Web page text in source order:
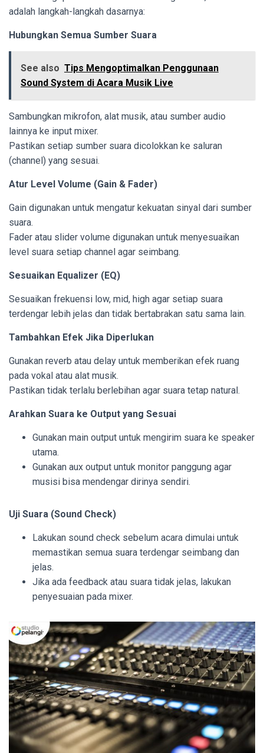
adalah langkah-langkah dasarnya:
Hubungkan Semua Sumber Suara
See also Tips Mengoptimalkan Penggunaan
Sound System di Acara Musik Live
Sambungkan mikrofon, alat musik, atau sumber audio
lainnya ke input mixer.
Pastikan setiap sumber suara dicolokkan ke saluran
(channel) yang sesuai.
Atur Level Volume (Gain & Fader)
Gain digunakan untuk mengatur kekuatan sinyal dari sumber
suara.
Fader atau slider volume digunakan untuk menyesuaikan
level suara setiap channel agar seimbang.
Sesuaikan Equalizer (EQ)
Sesuaikan frekuensi low, mid, high agar setiap suara
terdengar lebih jelas dan tidak bertabrakan satu sama lain.
Tambahkan Efek Jika Diperlukan
Gunakan reverb atau delay untuk memberikan efek ruang
pada vokal atau alat musik.
Pastikan tidak terlalu berlebihan agar suara tetap natural.
Arahkan Suara ke Output yang Sesuai
Gunakan main output untuk mengirim suara ke speaker
utama.
Gunakan aux output untuk monitor panggung agar
musisi bisa mendengar dirinya sendiri.
Uji Suara (Sound Check)
Lakukan sound check sebelum acara dimulai untuk
memastikan semua suara terdengar seimbang dan
jelas.
Jika ada feedback atau suara tidak jelas, lakukan
penyesuaian pada mixer.